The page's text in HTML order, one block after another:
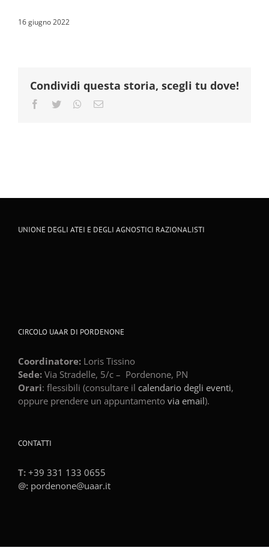
16 giugno 2022
Condividi questa storia, scegli tu dove!
Facebook
Twitter Whatsapp
Email
UNIONE DEGLI ATEI E DEGLI AGNOSTICI RAZIONALISTI
CIRCOLO UAAR DI PORDENONE
Coordinatore: Loris Tissino
Sede: Via Stradelle, 5/c – Pordenone, PN
Orari: flessibili (consultare il calendario degli eventi,
oppure prendere un appuntamento via email).
CONTATTI
T: +39 331 133 0655
@: pordenone@uaar.it